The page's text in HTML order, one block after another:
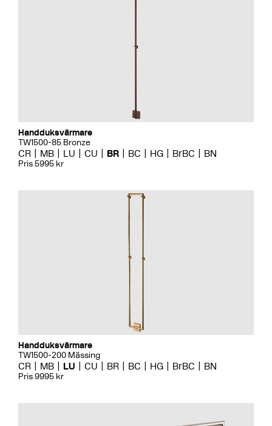
Handduksvärmare
TW1500-85 Bronze
CR MB LU CU BR BC HG BrBC BN
Pris 5995 kr
Handduksvärmare
TW1500-200 Mässing
CR MB LU CU BR BC HG BrBC BN
Pris 9995 kr